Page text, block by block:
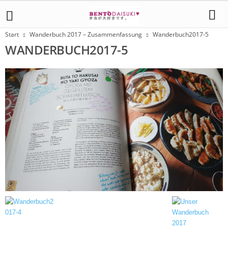
Start Wanderbuch 2017 – Zusammenfassung Wanderbuch2017-5
WANDERBUCH2017-5